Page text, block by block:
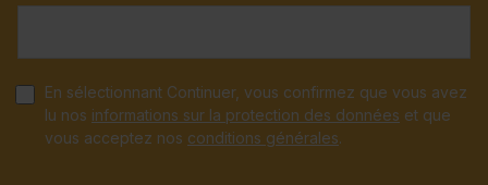
En sélectionnant Continuer, vous confirmez que vous avez
lu nos informations sur la protection des données et que
vous acceptez nos conditions générales.